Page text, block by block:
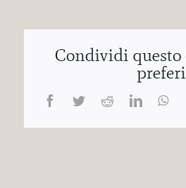
Condividi questo
Facebook
TwitterRedditLinkedIn